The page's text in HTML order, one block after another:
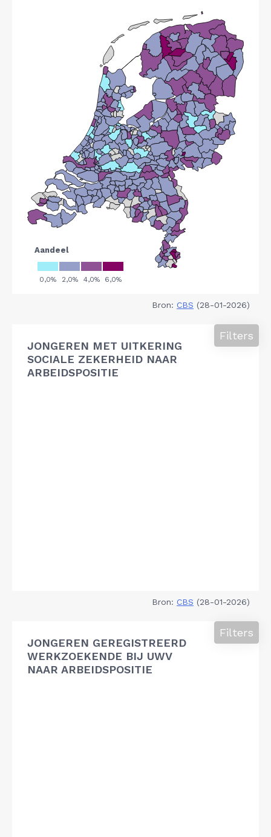
Bron: CBS (28-01-2026)
JONGEREN MET UITKERING
SOCIALE ZEKERHEID NAAR
ARBEIDSPOSITIE
Filters
Bron: CBS (28-01-2026)
JONGEREN GEREGISTREERD
WERKZOEKENDE BIJ UWV
NAAR ARBEIDSPOSITIE
Filters